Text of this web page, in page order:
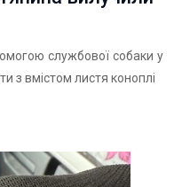
службової собаки у
з вмістом листя коноплі